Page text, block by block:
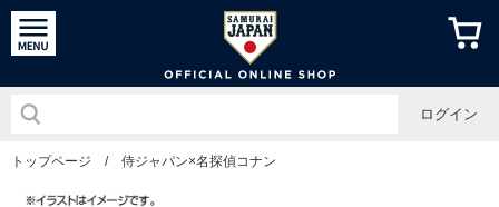
侍ジャパ
ログイン
トップページ / 侍ジャパン×名探偵コナン